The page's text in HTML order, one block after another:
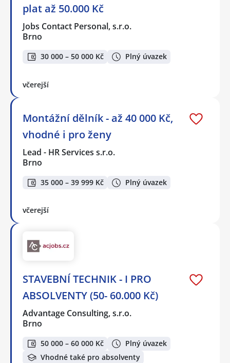
plat až 50.000 Kč
Jobs Contact Personal, s.r.o.
Brno
30 000 – 50 000 Kč Plný úvazek
včerejší
Montážní dělník - až 40 000 Kč,
vhodné i pro ženy
Lead - HR Services s.r.o.
Brno
35 000 – 39 999 Kč Plný úvazek
včerejší
STAVEBNÍ TECHNIK - I PRO
ABSOLVENTY (50- 60.000 Kč)
Advantage Consulting, s.r.o.
Brno
50 000 – 60 000 Kč
Plný úvazek
Vhodné také pro absolventy